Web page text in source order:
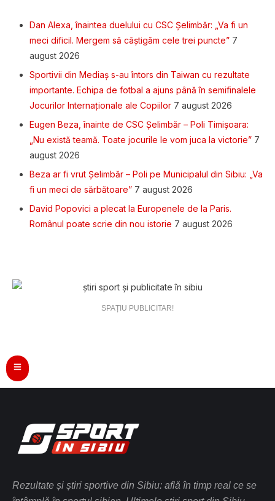
Dan Alexa, înaintea duelului cu CSC Șelimbăr: „Va fi un
meci dificil. Mergem să câștigăm cele trei puncte” 7
august 2026
Sportivii din Mediaș s-au întors din Taiwan cu rezultate
importante. Echipa de fotbal a ajuns până în semifinalele
Jocurilor Internaționale ale Copiilor 7 august 2026
Eugen Beza, înainte de CSC Șelimbăr – Poli Timișoara:
„Nu există teamă. Toate jocurile le vom juca la victorie” 7
august 2026
Beza ar fi vrut Șelimbăr – Poli pe Municipalul din Sibiu: „Va
fi un meci de sărbătoare” 7 august 2026
David Popovici a plecat la Europenele de la Paris.
Românul poate scrie din nou istorie 7 august 2026
SPAȚIU PUBLICITAR!
Rezultate și știri sportive din Sibiu: află în timp real ce se